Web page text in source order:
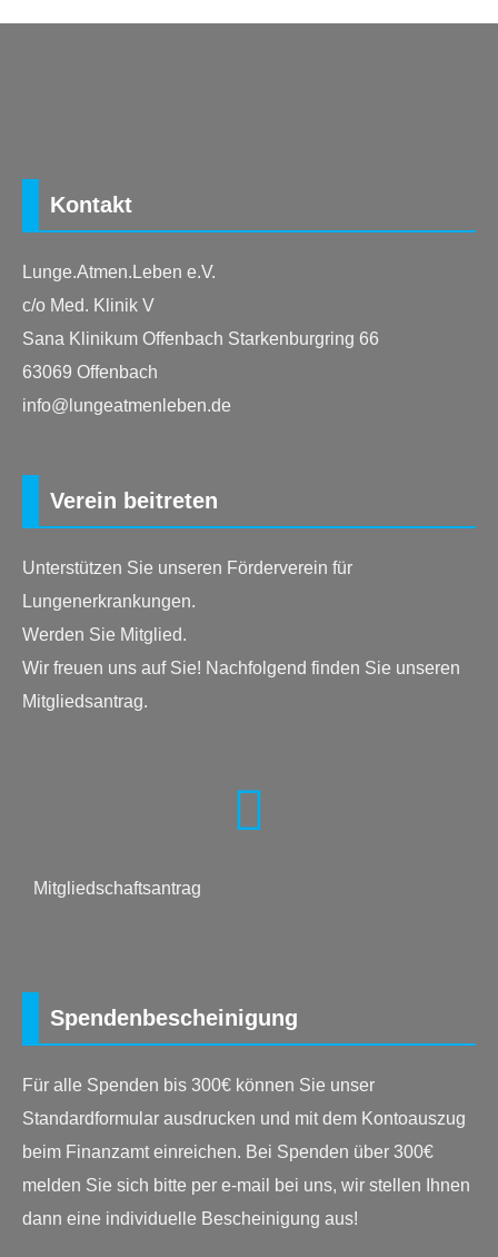
Kontakt
Lunge.Atmen.Leben e.V.
c/o Med. Klinik V
Sana Klinikum Offenbach Starkenburgring 66
63069 Offenbach
info@lungeatmenleben.de
Verein beitreten
Unterstützen Sie unseren Förderverein für
Lungenerkrankungen.
Werden Sie Mitglied.
Wir freuen uns auf Sie! Nachfolgend finden Sie unseren
Mitgliedsantrag.
Mitgliedschaftsantrag
Spendenbescheinigung
Für alle Spenden bis 300€ können Sie unser
Standardformular ausdrucken und mit dem Kontoauszug
beim Finanzamt einreichen. Bei Spenden über 300€
melden Sie sich bitte per e-mail bei uns, wir stellen Ihnen
dann eine individuelle Bescheinigung aus!